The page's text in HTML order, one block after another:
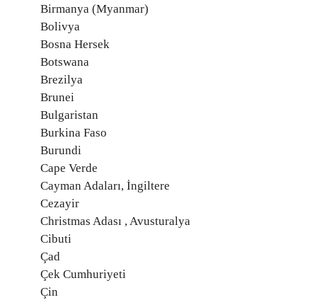
Birmanya (Myanmar)
Bolivya
Bosna Hersek
Botswana
Brezilya
Brunei
Bulgaristan
Burkina Faso
Burundi
Cape Verde
Cayman Adaları, İngiltere
Cezayir
Christmas Adası , Avusturalya
Cibuti
Çad
Çek Cumhuriyeti
Çin